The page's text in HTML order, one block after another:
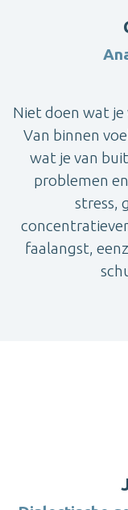
Niet doen wat
Van binnen
wat je van
problemen
stress,
faalangst,